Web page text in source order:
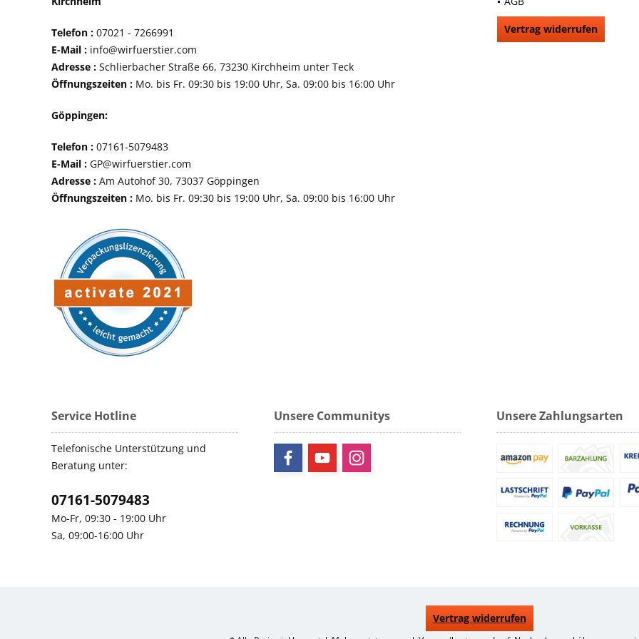
Telefon : 07021 - 7266991
E-Mail : info@wirfuerstier.com
Adresse : Schlierbacher Straße 66, 73230 Kirchheim unter Teck
Öffnungszeiten : Mo. bis Fr. 09:30 bis 19:00 Uhr, Sa. 09:00 bis 16:00 Uhr
Göppingen:
Telefon : 07161-5079483
E-Mail : GP@wirfuerstier.com
Adresse : Am Autohof 30, 73037 Göppingen
Öffnungszeiten : Mo. bis Fr. 09:30 bis 19:00 Uhr, Sa. 09:00 bis 16:00 Uhr
Vertrag widerrufen
Service Hotline
Telefonische Unterstützung und
Beratung unter:
07161-5079483
Mo-Fr, 09:30 - 19:00 Uhr
Sa, 09:00-16:00 Uhr
Unsere Communitys Unsere Zahlungsarten
Vertrag widerrufen